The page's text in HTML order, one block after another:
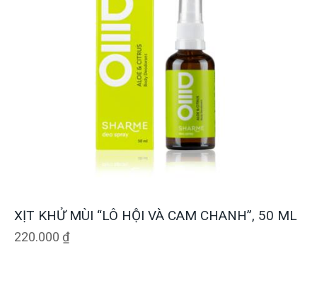
XỊT KHỬ MÙI “LÔ HỘI VÀ CAM CHANH”, 50 ML
220.000 ₫